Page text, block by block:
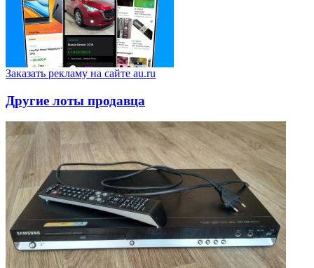
Заказать рекламу на сайте au.ru
Другие лоты продавца